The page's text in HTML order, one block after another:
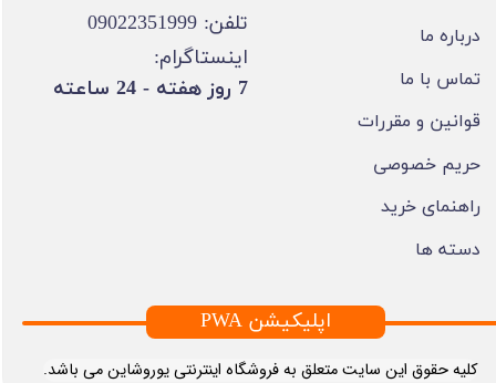
​کلیه حقوق این سایت متعلق به فروشگاه اینترنتی یوروشاین می باشد.
درباره ما
تماس با ما
قوانین و مقررات
حریم خصوصی
راهنمای خرید
دسته ها
تلفن: 09022351999
اینستاگرام:
​7 روز هفته - 24 ساعته ​​​​​​​
PWA اپلیکیشن